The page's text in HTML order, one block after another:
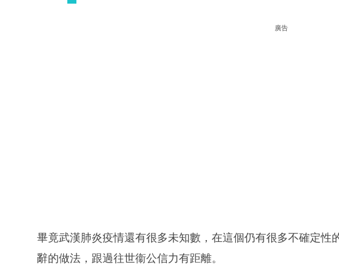
廣告
畢竟武漢肺炎疫情還有很多未知數，在這個仍有很多不確定性
辭的做法，跟過往世衞公信力有距離。